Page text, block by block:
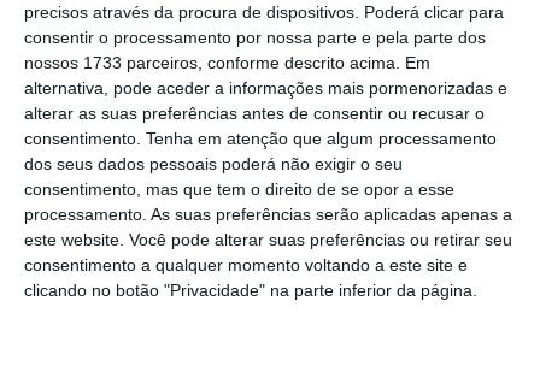
precisos através da procura de dispositivos. Poderá clicar para
consentir o processamento por nossa parte e pela parte dos
nossos 1733 parceiros, conforme descrito acima. Em
alternativa, pode aceder a informações mais pormenorizadas e
alterar as suas preferências antes de consentir ou recusar o
consentimento. Tenha em atenção que algum processamento
dos seus dados pessoais poderá não exigir o seu
consentimento, mas que tem o direito de se opor a esse
processamento. As suas preferências serão aplicadas apenas a
este website. Você pode alterar suas preferências ou retirar seu
consentimento a qualquer momento voltando a este site e
clicando no botão "Privacidade" na parte inferior da página.
Carro elétrico, fardas e algoritmos: CTT
investem 40 milhões
Alberto Teixeira, 24 Outubro 2018